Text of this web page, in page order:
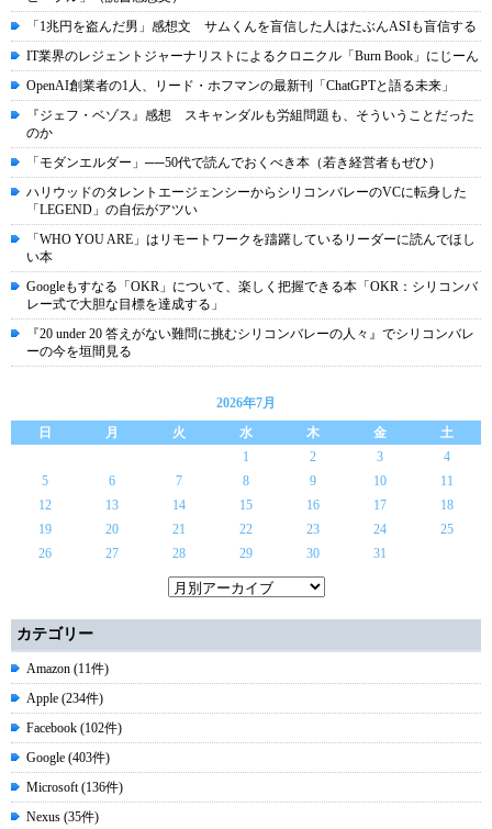
「1兆円を盗んだ男」感想文 サムくんを盲信した人はたぶんASIも盲信する
IT業界のレジェントジャーナリストによるクロニクル「Burn Book」にじーん
OpenAI創業者の1人、リード・ホフマンの最新刊「ChatGPTと語る未来」
『ジェフ・ベゾス』感想 スキャンダルも労組問題も、そういうことだった
のか
「モダンエルダー」──50代で読んでおくべき本（若き経営者もぜひ）
ハリウッドのタレントエージェンシーからシリコンバレーのVCに転身した
「LEGEND」の自伝がアツい
「WHO YOU ARE」はリモートワークを躊躇しているリーダーに読んでほし
い本
Googleもすなる「OKR」について、楽しく把握できる本「OKR：シリコンバ
レー式で大胆な目標を達成する」
『20 under 20 答えがない難問に挑むシリコンバレーの人々』でシリコンバレ
ーの今を垣間見る
2026年7月
日
月 火 水 木 金
土
1
2 3
4
5
6 7 8 9 10
11
12
13 14 15 16 17
18
19
20 21 22 23 24
25
26
27 28 29 30 31
カテゴリー
Amazon (11件)
Apple (234件)
Facebook (102件)
Google (403件)
Microsoft (136件)
Nexus (35件)